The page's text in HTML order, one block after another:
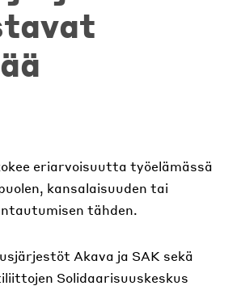
eriarvoisuutta työelämässä
kansalaisuuden tai
tähden.
Akava ja SAK sekä
Solidaarisuuskeskus